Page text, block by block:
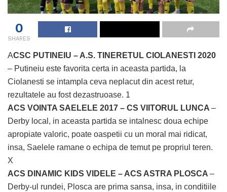
0
SHARES
ACSC PUTINEIU – A.S. TINERETUL CIOLANESTI 2020
– Putineiu este favorita certa in aceasta partida, la
Ciolanesti se intampla ceva neplacut din acest retur,
rezultatele au fost dezastruoase. 1
ACS VOINTA SAELELE 2017 – CS VIITORUL LUNCA –
Derby local, in aceasta partida se intalnesc doua echipe
apropiate valoric, poate oaspetii cu un moral mai ridicat,
insa, Saelele ramane o echipa de temut pe propriul teren.
X
ACS DINAMIC KIDS VIDELE – ACS ASTRA PLOSCA –
Derby-ul rundei, Plosca are prima sansa, insa, in conditiile